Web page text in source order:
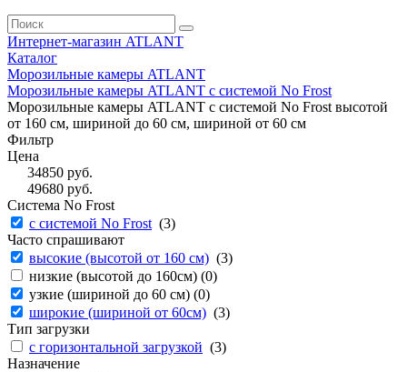
Интернет-магазин ATLANT
Каталог
Морозильные камеры ATLANT
Морозильные камеры ATLANT с системой No Frost
Морозильные камеры ATLANT с системой No Frost высотой
от 160 см, шириной до 60 см, шириной от 60 см
Фильтр
Цена
34850руб.
49680руб.
Система No Frost
с системой No Frost (3)
Часто спрашивают
высокие (высотой от 160 см) (3)
низкие (высотой до 160см) (0)
узкие (шириной до 60 см) (0)
широкие (шириной от 60см) (3)
Тип загрузки
с горизонтальной загрузкой (3)
Назначение